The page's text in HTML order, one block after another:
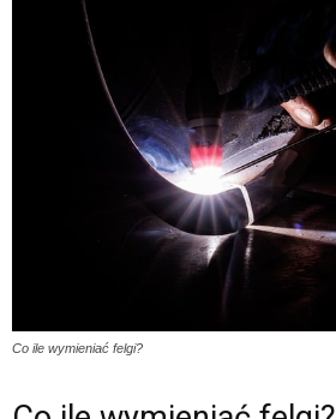
Co ile wymieniać felgi?